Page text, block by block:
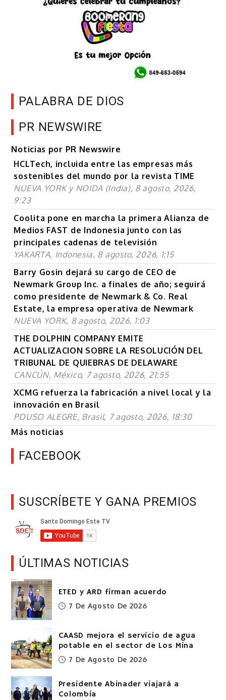
PALABRA DE DIOS
PR NEWSWIRE
Noticias por PR Newswire
HCLTech, incluida entre las empresas más
sostenibles del mundo por la revista TIME
NUEVA YORK y NOIDA (India), 8 agosto, 2026,
9:23
Coolita pone en marcha la primera Alianza de
Medios FAST de Indonesia junto con las
principales cadenas de televisión
YAKARTA, Indonesia, 8 agosto, 2026, 1:15
Barry Gosin dejará su cargo de CEO de
Newmark Group Inc. a finales de año; seguirá
como presidente de Newmark & Co. Real
Estate, la empresa operativa de Newmark
NUEVA YORK, 8 agosto, 2026, 1:03
THE DOLPHIN COMPANY EMITE
ACTUALIZACION SOBRE LA RESOLUCIÓN DEL
TRIBUNAL DE QUIEBRAS DE DELAWARE
CANCÚN, México, 7 agosto, 2026, 21:55
XCMG refuerza la fabricación a nivel local y la
innovación en Brasil
POUSO ALEGRE, Brasil, 7 agosto, 2026, 18:30
Más noticias
FACEBOOK
SUSCRÍBETE Y GANA PREMIOS
ÚLTIMAS NOTICIAS
ETED y ARD firman acuerdo
7 De Agosto De 2026
CAASD mejora el servicio de agua
potable en el sector de Los Mina
7 De Agosto De 2026
Presidente Abinader viajará a
Colombia